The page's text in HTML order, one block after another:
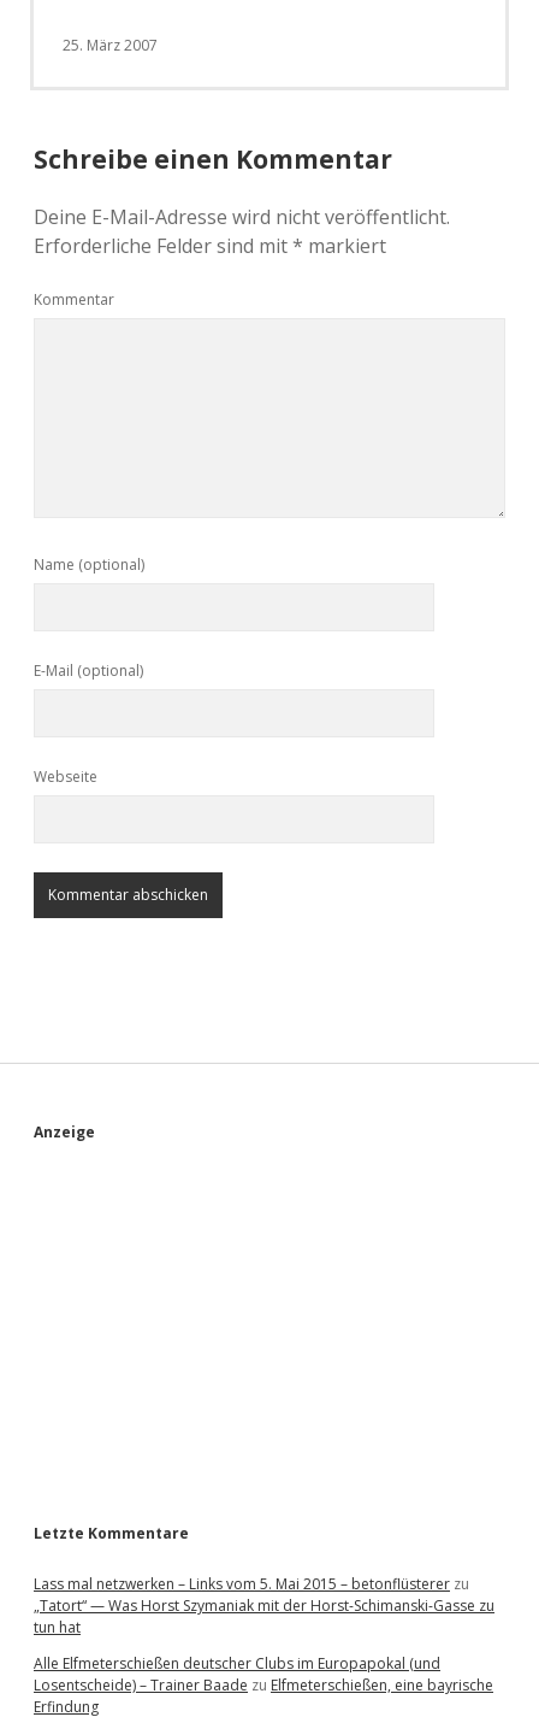
25. März 2007
Schreibe einen Kommentar
Deine E-Mail-Adresse wird nicht veröffentlicht.
Erforderliche Felder sind mit* markiert
Kommentar
Name (optional)
E-Mail (optional)
Webseite
S
Anzeige
Letzte Kommentare
Lass mal netzwerken – Links vom 5. Mai 2015 – betonflüsterer zu
„Tatort“ — Was Horst Szymaniak mit der Horst-Schimanski-Gasse zu
tun hat
Alle Elfmeterschießen deutscher Clubs im Europapokal (und
Losentscheide) – Trainer Baade zu Elfmeterschießen, eine bayrische
Erfindung